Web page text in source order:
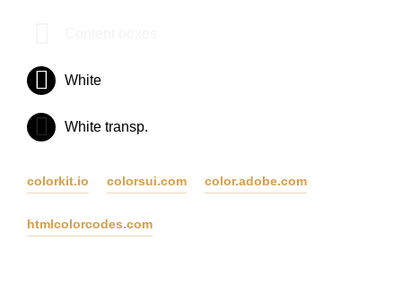
White
White transp.
colorkit.io colorsui.com color.adobe.com
htmlcolorcodes.com